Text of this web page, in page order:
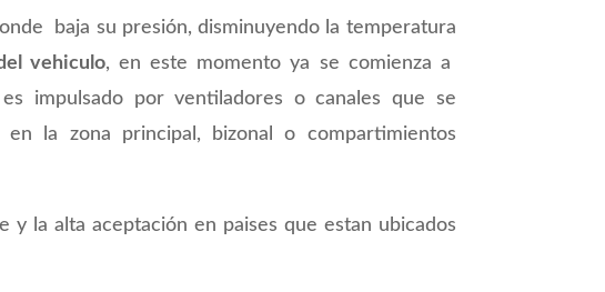
baja su presión, disminuyendo la temperatura
vehiculo, en este momento ya se comienza a
impulsado por ventiladores o canales que se
la zona principal, bizonal o compartimientos
la alta aceptación en paises que estan ubicados